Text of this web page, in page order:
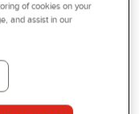
GÄNGSTÅNGKLIPP
SUPER EGO
of cookies on your
and assist in our